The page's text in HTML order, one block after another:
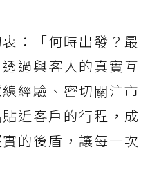
：「何時出發？最
過與客人的真實互
經驗、密切關注市
近客戶的行程，成
的後盾，讓每一次